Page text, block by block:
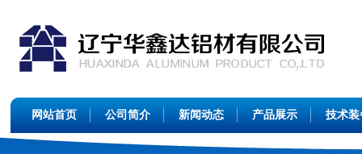
网站首页 公司简介 新闻动态 产品展示 技术装